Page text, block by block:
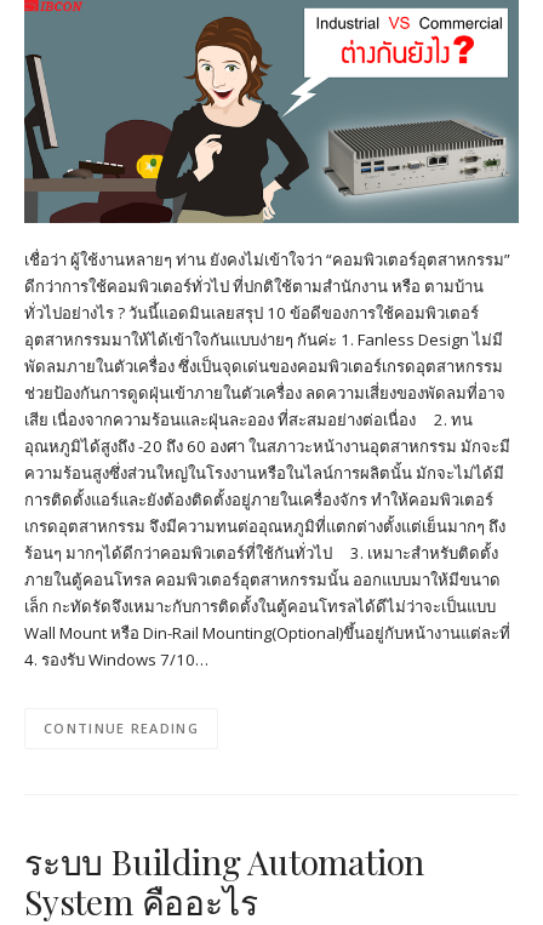
เชื่อว่า ผู้ใช้งานหลายๆ ท่าน ยังคงไม่เข้าใจว่า “คอมพิวเตอร์อุตสาหกรรม”
ดีกว่าการใช้คอมพิวเตอร์ทั่วไป ที่ปกติใช้ตามสำนักงาน หรือ ตามบ้าน
ทั่วไปอย่างไร ? วันนี้แอดมินเลยสรุป 10 ข้อดีของการใช้คอมพิวเตอร์
อุตสาหกรรมมาให้ได้เข้าใจกันแบบง่ายๆ กันค่ะ 1. Fanless Design ไม่มี
พัดลมภายในตัวเครื่อง ซึ่งเป็นจุดเด่นของคอมพิวเตอร์เกรดอุตสาหกรรม
ช่วยป้องกันการดูดฝุ่นเข้าภายในตัวเครื่อง ลดความเสี่ยงของพัดลมที่อาจ
เสีย เนื่องจากความร้อนและฝุ่นละออง ที่สะสมอย่างต่อเนื่อง 2. ทน
อุณหภูมิได้สูงถึง -20 ถึง 60 องศา ในสภาวะหน้างานอุตสาหกรรม มักจะมี
ความร้อนสูงซึ่งส่วนใหญ่ในโรงงานหรือในไลน์การผลิตนั้น มักจะไม่ได้มี
การติดตั้งแอร์และยังต้องติดตั้งอยู่ภายในเครื่องจักร ทำให้คอมพิวเตอร์
เกรดอุตสาหกรรม จึงมีความทนต่ออุณหภูมิที่แตกต่างตั้งแต่เย็นมากๆ ถึง
ร้อนๆ มากๆได้ดีกว่าคอมพิวเตอร์ที่ใช้กันทั่วไป 3. เหมาะสำหรับติดตั้ง
ภายในตู้คอนโทรล คอมพิวเตอร์อุตสาหกรรมนั้น ออกแบบมาให้มีขนาด
เล็ก กะทัดรัดจึงเหมาะกับการติดตั้งในตู้คอนโทรลได้ดีไม่ว่าจะเป็นแบบ
Wall Mount หรือ Din-Rail Mounting(Optional)ขึ้นอยู่กับหน้างานแต่ละที่
4. รองรับ Windows 7/10…
CONTINUE READING
ระบบ Building Automation
System คืออะไร